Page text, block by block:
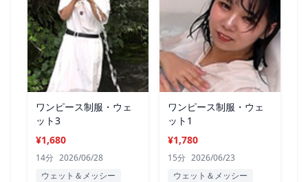
ワンピース制服・ウェ
ット3
¥1,680
14分 2026/06/28
ウェット＆メッシー
ワンピース制服・ウェ
ット1
¥1,780
15分 2026/06/23
ウェット＆メッシー